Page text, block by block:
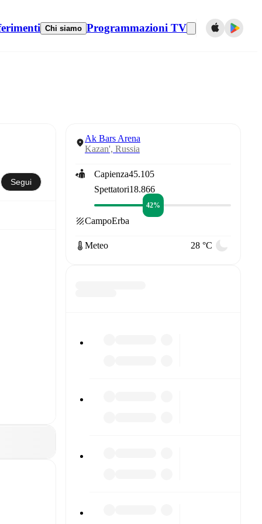
Chi siamo Programmazioni TV
Segui
Ak Bars Arena
Kazan', Russia
Capienza45.105
Spettatori18.866
42%
CampoErba
Meteo 28 °C